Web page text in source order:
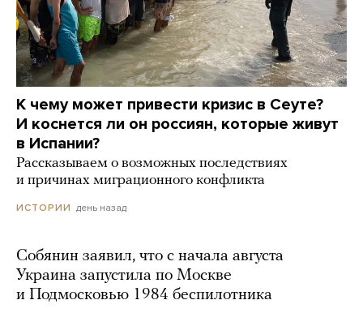
К чему может привести кризис в Сеуте?
И коснется ли он россиян, которые живут
в Испании?
Рассказываем о возможных последствиях
и причинах миграционного конфликта
ИСТОРИИ день назад
Собянин заявил, что с начала августа
Украина запустила по Москве
и Подмосковью 1984 беспилотника